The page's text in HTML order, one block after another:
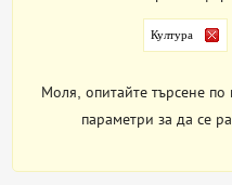
Култура
Моля, опитайте търсене по
параметри за да се